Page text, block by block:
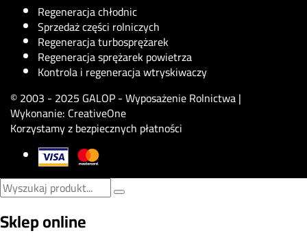
Regeneracja chłodnic
Sprzedaż części rolniczych
Regeneracja turbosprężarek
Regeneracja sprężarek powietrza
Kontrola i regeneracja wtryskiwaczy
© 2003 - 2025 GALOP - Wyposażenie Rolnictwa |
Wykonanie: CreativeOne
Korzystamy z bezpiecznych płatności
Sklep online